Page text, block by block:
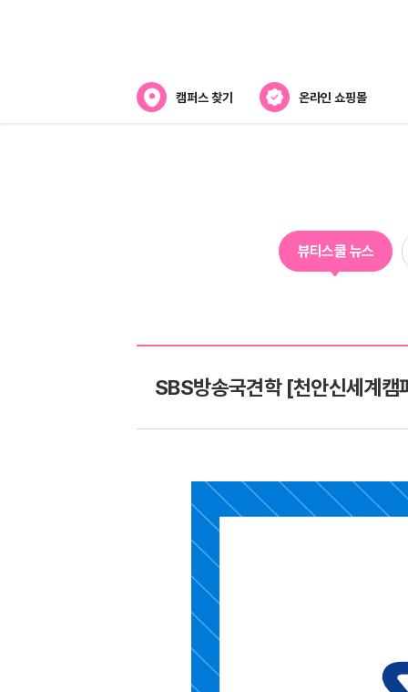
캠퍼스 찾기 온라인 쇼핑몰
전국캠퍼스 찾기
제휴협력사
뷰티스쿨 뉴스
SBS방송국견학 [천안신세계캠